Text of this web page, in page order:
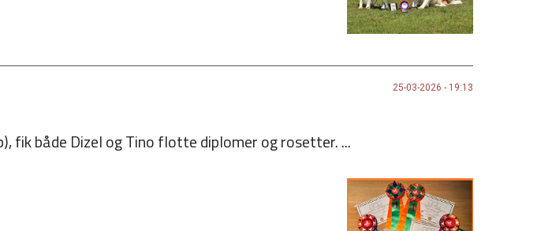
25-03-2026 - 19:13
fik både Dizel og Tino flotte diplomer og rosetter. ...